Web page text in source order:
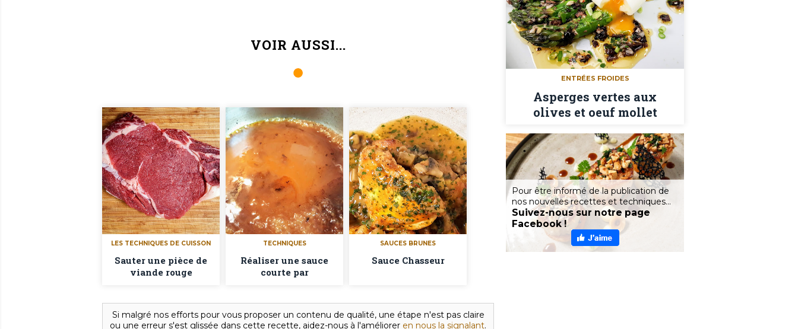
VOIR AUSSI...
LES TECHNIQUES DE CUISSON
Sauter une pièce de
viande rouge
TECHNIQUES
Réaliser une sauce
courte par
SAUCES BRUNES
Sauce Chasseur
Si malgré nos efforts pour vous proposer un contenu de qualité, une étape n'est pas claire
ou une erreur s'est glissée dans cette recette, aidez-nous à l'améliorer en nous la signalant.
ENTRÉES FROIDES
Asperges vertes aux
olives et oeuf mollet
Pour être informé de la publication de
nos nouvelles recettes et techniques...
Suivez-nous sur notre page
Facebook !